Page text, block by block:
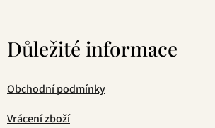
Důležité informace
Obchodní podmínky
Vrácení zboží